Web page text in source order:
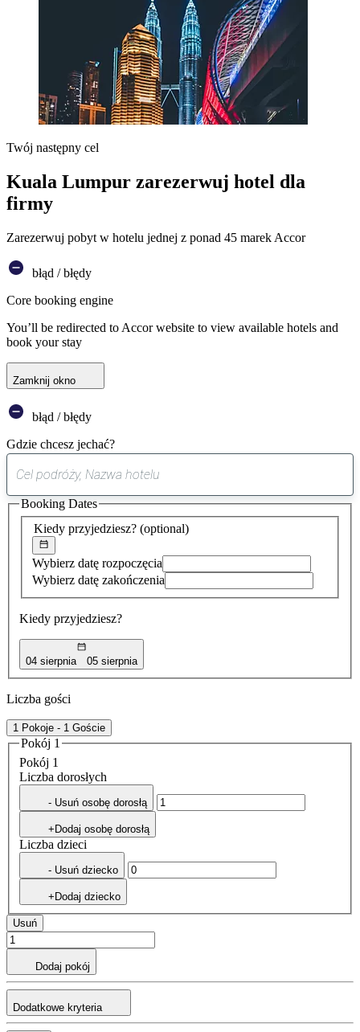
Twój następny cel
Kuala Lumpur zarezerwuj hotel dla
firmy
Zarezerwuj pobyt w hotelu jednej z ponad 45 marek Accor
błąd / błędy
Core booking engine
You’ll be redirected to Accor website to view available hotels and
book your stay
Zamknij okno
błąd / błędy
Gdzie chcesz jechać?
sugestia
została
znaleziona
Kiedy przyjedziesz? (optional)
Wybierz datę rozpoczęcia
Wybierz datę zakończenia
Kiedy przyjedziesz?
04 sierpnia 05 sierpnia
Booking Dates
Liczba gości
1 Pokoje - 1 Goście
Pokój 1
Pokój 1
Liczba dorosłych
- Usuń osobę dorosłą
+Dodaj osobę dorosłą
Liczba dzieci
- Usuń dziecko
+Dodaj dziecko
Usuń
Dodaj pokój
Dodatkowe kryteria